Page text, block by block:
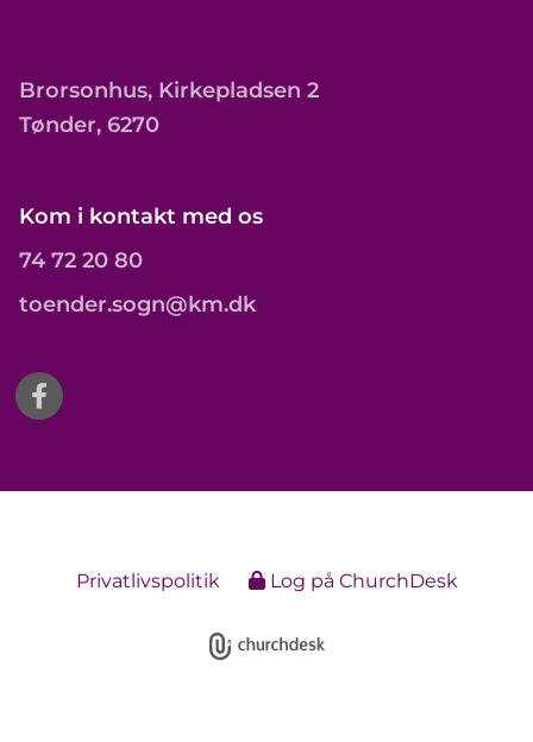
Brorsonhus, Kirkepladsen 2
Tønder, 6270
Kom i kontakt med os
74 72 20 80
toender.sogn@km.dk
Privatlivspolitik Log på ChurchDesk